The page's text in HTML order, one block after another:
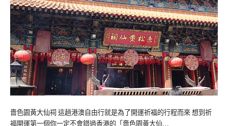
嗇色園黃大仙祠 這趟港澳自由行就是為了開運祈福的行程而來 想到祈
福開運第一個你一定不會錯過香港的「嗇色園黃大仙…